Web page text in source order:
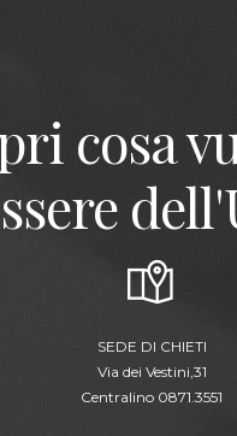
cosa
SEDE DI CHIETI
Via dei Vestini,31
Centralino 0871.3551